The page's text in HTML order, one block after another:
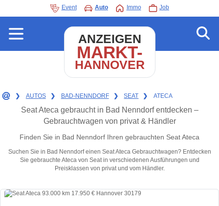
Event Auto Immo Job
ANZEIGEN
MARKT-
HANNOVER
❯ AUTOS ❯ BAD-NENNDORF ❯ SEAT ❯ ATECA
Seat Ateca gebraucht in Bad Nenndorf entdecken –
Gebrauchtwagen von privat & Händler
Finden Sie in Bad Nenndorf Ihren gebrauchten Seat Ateca
Suchen Sie in Bad Nenndorf einen Seat Ateca Gebrauchtwagen? Entdecken
Sie gebrauchte Ateca von Seat in verschiedenen Ausführungen und
Preisklassen von privat und vom Händler.